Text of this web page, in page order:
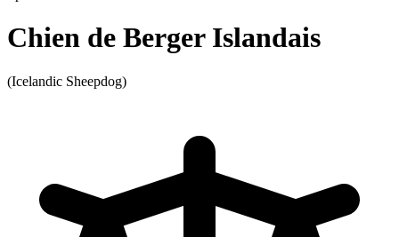
Chien de Berger Islandais
(Icelandic Sheepdog)